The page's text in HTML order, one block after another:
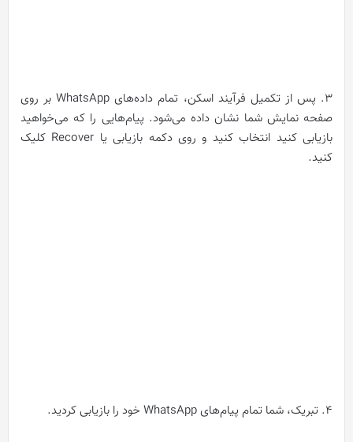
3. پس از تکمیل فرآیند اسکن، تمام داده‌های WhatsApp بر روی
صفحه نمایش شما نشان داده می‌شود. پیام‌هایی را که می‌خواهید
بازیابی کنید انتخاب کنید و روی دکمه بازیابی یا Recover کلیک
کنید.
4. تبریک، شما تمام پیام‌های WhatsApp خود را بازیابی کردید.